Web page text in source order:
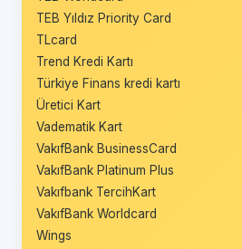
TEB Yıldız Priority Card
TLcard
Trend Kredi Kartı
Türkiye Finans kredi kartı
Üretici Kart
Vadematik Kart
VakıfBank BusinessCard
VakıfBank Platinum Plus
Vakıfbank TercihKart
VakıfBank Worldcard
Wings